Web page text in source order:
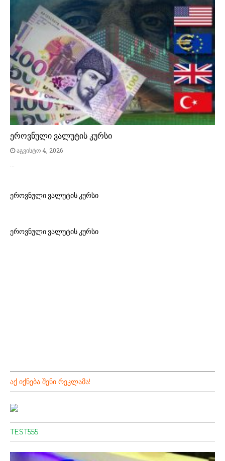
ეროვნული ვალუტის კურსი
აგვისტო 4, 2026
…
ეროვნული ვალუტის კურსი
ეროვნული ვალუტის კურსი
ᲐᲥ ᲘᲥᲜᲔᲑᲐ ᲨᲔᲜᲘ ᲠᲔᲙᲚᲐᲛᲐ!
TEST555